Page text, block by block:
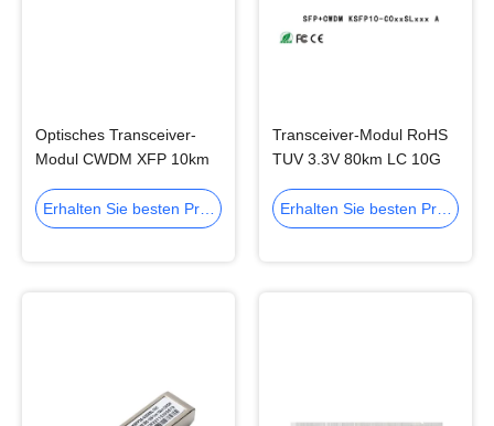
Optisches Transceiver-
Modul CWDM XFP 10km
Netzwerk
Erhalten Sie besten Preis
Transceiver-Modul RoHS
TUV 3.3V 80km LC 10G
Erhalten Sie besten Preis